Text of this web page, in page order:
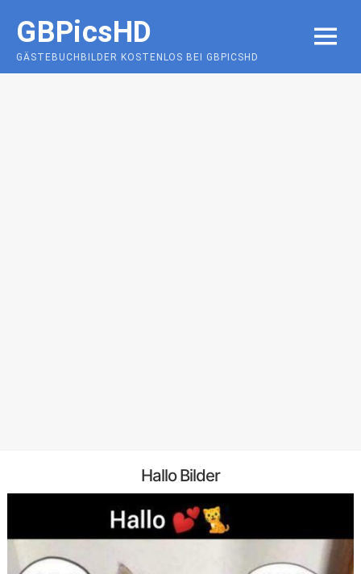
content
GBPicsHD
GÄSTEBUCHBILDER KOSTENLOS BEI GBPICSHD
MENU
Hallo Bilder